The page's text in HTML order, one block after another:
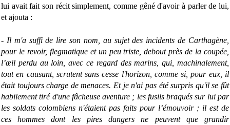
lui avait fait son récit simplement, comme gêné d'avoir à parler de lui,
et ajouta :
- Il m'a suffi de lire son nom, au sujet des incidents de Carthagène,
pour le revoir, flegmatique et un peu triste, debout près de la coupée,
l’œil perdu au loin, avec ce regard des marins, qui, machinalement,
tout en causant, scrutent sans cesse l'horizon, comme si, pour eux, il
était toujours charge de menaces. Et je n'ai pas été surpris qu'il se fût
habilement tiré d'une fâcheuse aventure ; les fusils braqués sur lui par
les soldats colombiens n'étaient pas faits pour l’émouvoir ; il est de
ces hommes dont les pires dangers ne peuvent que grandir